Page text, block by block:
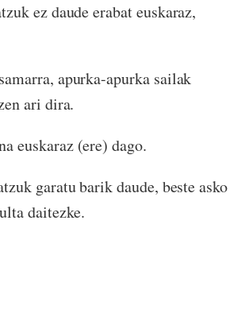
ez daude erabat euskaraz,
apurka-apurka sailak
ari dira.
euskaraz (ere) dago.
garatu barik daude, beste asko
daitezke.